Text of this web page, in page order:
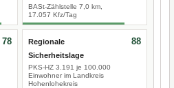
BASt-Zählstelle 7,0 km,
17.057 Kfz/Tag
78
Regionale
Sicherheitslage
PKS-HZ 3.191 je 100.000
Einwohner im Landkreis
Hohenlohekreis
88